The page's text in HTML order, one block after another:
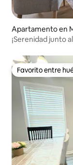
Apartamento en
¡Serenidad junto
Favorito entre
Favorito entre